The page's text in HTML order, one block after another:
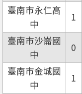
臺南市永仁高
中
1
臺南市沙崙國
中
0
臺南市金城國
中
1